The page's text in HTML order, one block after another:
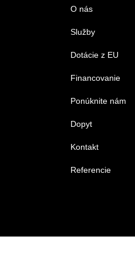
O nás
Služby
Dotácie z EU
Financovanie
Ponúknite nám
Dopyt
Kontakt
Referencie